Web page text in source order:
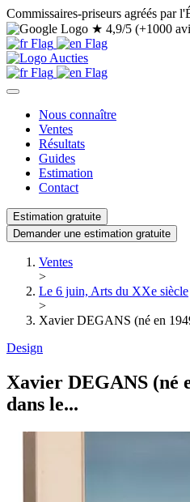
Commissaires-priseurs agréés par
★ 4,9/5 (+1000
Nous connaître
Ventes
Résultats
Guides
Estimation
Contact
Estimation gratuite
Demander une estimation gratuite
Ventes
>
Le 6 juin, Arts du XXe siècle
>
Xavier DEGANS (né en
Design
Xavier DEGANS (né
dans le...